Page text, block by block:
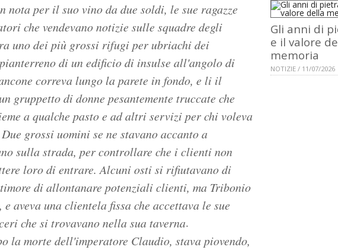
nota per il suo vino da due soldi, le sue ragazze
che vendevano notizie sulle squadre degli
uno dei più grossi rifugi per ubriachi dei
di un edificio di insulse all'angolo di
correva lungo la parete in fondo, e li il
gruppetto di donne pesantemente truccate che
a qualche pasto e ad altri servizi per chi voleva
grossi uomini se ne stavano accanto a
sulla strada, per controllare che i clienti non
loro di entrare. Alcuni osti si rifiutavano di
di allontanare potenziali clienti, ma Tribonio
aveva una clientela fissa che accettava le sue
che si trovavano nella sua taverna.
la morte dell'imperatore Claudio, stava piovendo,
Gli anni di
e il valore
memoria
NOTIZIE / 11/07/2026